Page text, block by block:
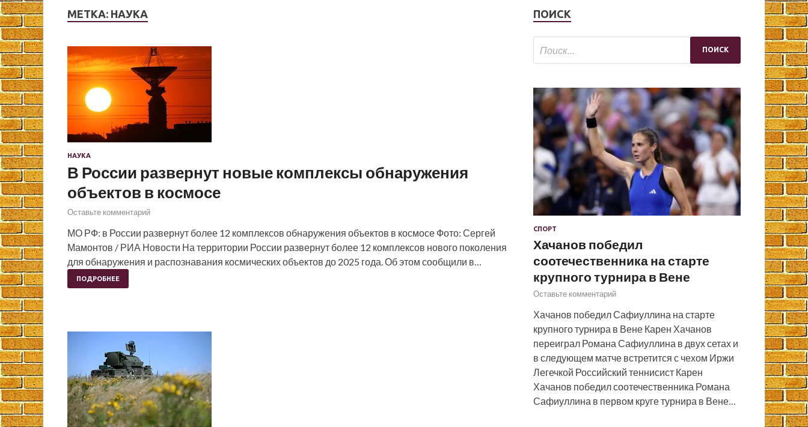
МЕТКА: НАУКА
НАУКА
В России развернут новые комплексы обнаружения
объектов в космосе
Оставьте комментарий
МО РФ: в России развернут более 12 комплексов обнаружения объектов в космосе Фото: Сергей
Мамонтов / РИА Новости На территории России развернут более 12 комплексов нового поколения
для обнаружения и распознавания космических объектов до 2025 года. Об этом сообщили в…
ПОДРОБНЕЕ
ПОИСК
СПОРТ
Хачанов победил
соотечественника на старте
крупного турнира в Вене
Оставьте комментарий
Хачанов победил Сафиуллина на старте
крупного турнира в Вене Карен Хачанов
переиграл Романа Сафиуллина в двух сетах и
в следующем матче встретится с чехом Иржи
Легечкой Российский теннисист Карен
Хачанов победил соотечественника Романа
Сафиуллина в первом круге турнира в Вене…